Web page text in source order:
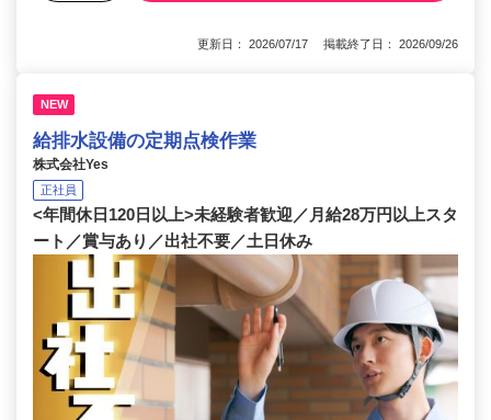
更新日： 2026/07/17 掲載終了日： 2026/09/26
NEW
給排水設備の定期点検作業
株式会社Yes
正社員
<年間休日120日以上>未経験者歓迎／月給28万円以上スタ
ート／賞与あり／出社不要／土日休み